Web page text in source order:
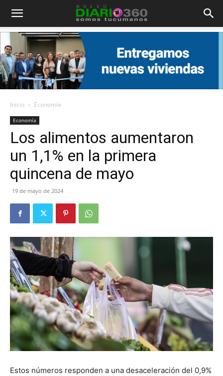
Diario
360
Inicio Economía
Economía
Los alimentos aumentaron
un 1,1% en la primera
quincena de mayo
19 de mayo de 2024
Estos números responden a una desaceleración del 0,9%